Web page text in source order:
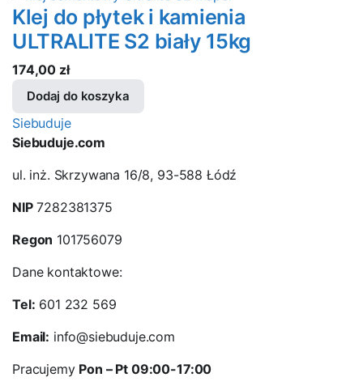
Klej do płytek i kamienia
ULTRALITE S2 biały 15kg
174,00 zł
Dodaj do koszyka
Siebuduje
Siebuduje.com
ul. inż. Skrzywana 16/8, 93-588 Łódź
NIP7282381375
Regon 101756079
Dane kontaktowe:
Tel: 601 232 569
Email: info@siebuduje.com
Pracujemy Pon – Pt 09:00-17:00